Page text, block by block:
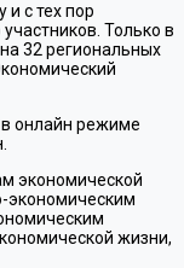
с тех пор
Только в
32 региональных
в онлайн режиме
экономической
экономическим
жизни,